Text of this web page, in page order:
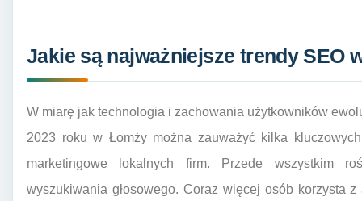
Jakie są najważniejsze trendy SEO
W miarę jak technologia i zachowania użytkowników
2023 roku w Łomży można zauważyć kilka
marketingowe lokalnych firm. Przede wszystkim
wyszukiwania głosowego. Coraz więcej osób korzysta